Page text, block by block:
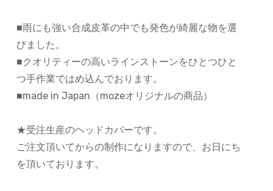
■雨にも強い合成皮革の中でも発色が綺麗な物を選
びました。
■クオリティーの高いラインストーンをひとつひと
つ手作業ではめ込んでおります。
■made in Japan（mozeオリジナルの商品）
★受注生産のヘッドカバーです。
ご注文頂いてからの制作になりますので、お日にち
を頂いております。